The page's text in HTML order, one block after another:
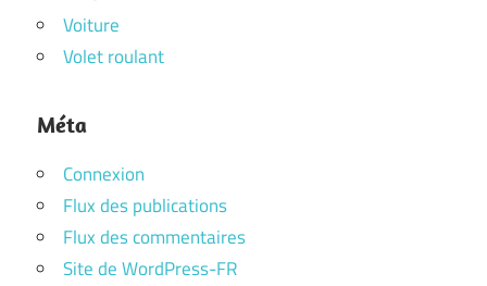
Voiture
Volet roulant
Méta
Connexion
Flux des publications
Flux des commentaires
Site de WordPress-FR